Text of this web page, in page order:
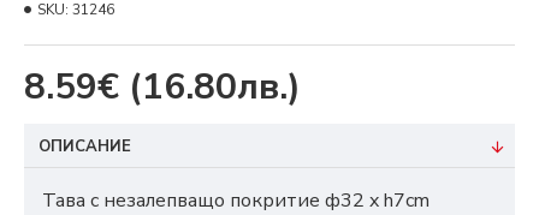
8.59€ (16.80лв.)
SKU: 31246
ОПИСАНИЕ
Тава с незалепващо покритие ф32 x h7cm